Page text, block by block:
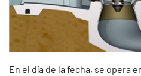
En el día de la fecha, se opera